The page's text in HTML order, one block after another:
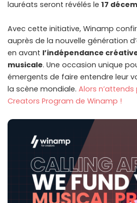
lauréats seront révélés le 17
Avec cette initiative, Winamp
auprès de la nouvelle génération
en avant l’indépendance
musicale. Une occasion unique
émergents de faire entendre leur
la scène mondiale. Alors n’attends
Creators Program de Winamp !